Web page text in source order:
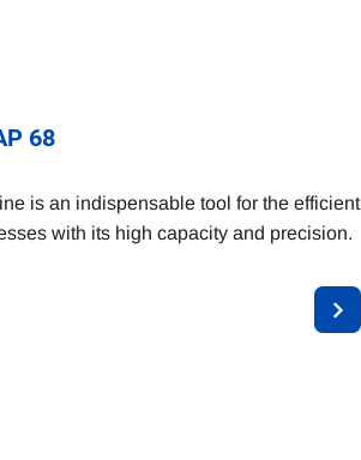
68
is an indispensable tool for the efficient
with its high capacity and precision.